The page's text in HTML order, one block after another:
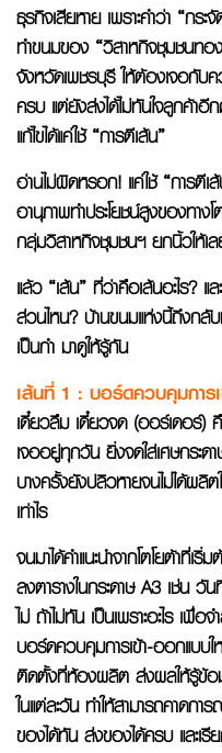
ธุรกิจเสียหาย เพราะคำว่า “กร
ทำขนมของ “วิสาหกิจชุมชนทอ
จังหวัดเพชรบุรี ให้ต้องเจอกับค
ครบ แต่ยังส่งได้ไม่ทันใจลูกค้า
แก้ไขได้แค่ใช้ “การตีเส้น”
อ่านไม่ผิดหรอก! แค่ใช้ “การตีเ
อานุภาพทำประโยชน์สูงของทา
กลุ่มวิสาหกิจชุมชนฯ ยกนิ้วให้เล
แล้ว “เส้น” ที่ว่าคือเส้นอะไร? แล
ส่วนไหน? บ้านขนมแห่งนี้ถึงกลับ
เป็นกำ มาดูให้รู้กัน
เส้นที่ 1 : บอร์ดควบคุมการ
เดี๋ยวลืม เดี๋ยวจด (ออร์เดอร์)
เจออยู่ทุกวัน ยิ่งจดใส่เศษกระด
บางครั้งยังปลิวหายจนไม่ได้ผลิต
เท่าไร
จนมาได้คำแนะนำจากโตโยต้าที่
ลงตารางในกระดาษ A3 เช่น
ไม่ ถ้าไม่ทัน เป็นเพราะอะไร เพื่
บอร์ดควบคุมการเข้า-ออกแบบ
ติดตั้งที่ห้องผลิต ส่งผลให้รู้ข้อ
ในแต่ละวัน ทำให้สามารถคาดกา
ของได้ทัน ส่งของได้ครบ และเ